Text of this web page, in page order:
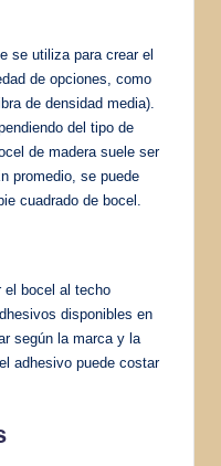
se utiliza para crear el
de opciones, como
de densidad media).
del tipo de
de madera suele ser
promedio, se puede
cuadrado de bocel.
el bocel al techo
disponibles en
según la marca y la
adhesivo puede costar